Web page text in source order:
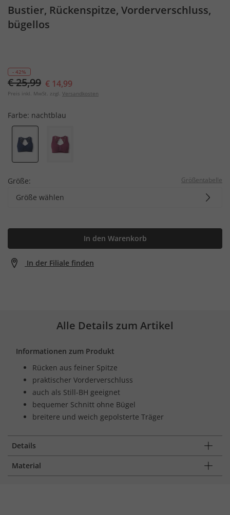
Bustier, Rückenspitze, Vorderverschluss,
bügellos
- 42%
€ 25,99 € 14,99
Preis inkl. MwSt. zzgl. Versandkosten
Farbe: nachtblau
Größe: Größentabelle
Größe wählen
In den Warenkorb
In der Filiale finden
Alle Details zum Artikel
Informationen zum Produkt
Rücken aus feiner Spitze
praktischer Vorderverschluss
auch als Still-BH geeignet
bequemer Schnitt ohne Bügel
breitere und weich gepolsterte Träger
Details
Material